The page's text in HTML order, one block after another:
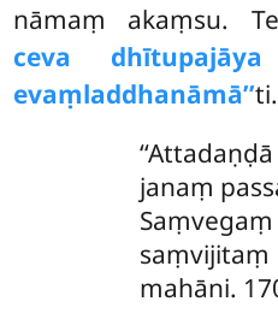
nāmaṃ akaṃsu.
ceva
evaṃladdhanāmā’’ti.
janaṃ
saṃvijitaṃ
mahāni.